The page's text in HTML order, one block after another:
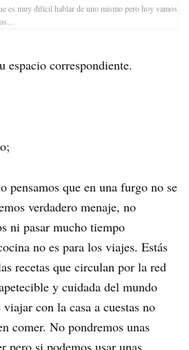
es muy difícil hablar de uno mismo pero hoy vamos
espacio correspondiente.
pensamos que en una furgo no se
verdadero menaje, no
ni pasar mucho tiempo
no es para los viajes. Estás
recetas que circulan por la red
y cuidada del mundo
con la casa a cuestas no
comer. No pondremos unas
pero si podemos usar unas